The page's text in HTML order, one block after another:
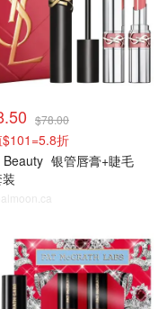
$78.00
折
Beauty 银管唇膏+睫毛